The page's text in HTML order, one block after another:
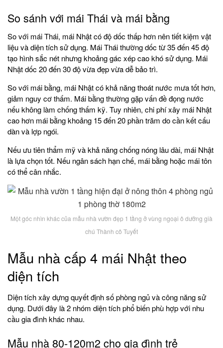
So sánh với mái Thái và mái bằng
So với mái Thái, mái Nhật có độ dốc thấp hơn nên tiết kiệm vật
liệu và diện tích sử dụng. Mái Thái thường dốc từ 35 đến 45 độ
tạo hình sắc nét nhưng khoảng gác xép cao khó sử dụng. Mái
Nhật dốc 20 đến 30 độ vừa đẹp vừa dễ bảo trì.
So với mái bằng, mái Nhật có khả năng thoát nước mưa tốt hơn,
giảm nguy cơ thấm. Mái bằng thường gặp vấn đề đọng nước
nếu không làm chống thấm kỹ. Tuy nhiên, chi phí xây mái Nhật
cao hơn mái bằng khoảng 15 đến 20 phần trăm do cần kết cấu
dàn và lợp ngói.
Nếu ưu tiên thẩm mỹ và khả năng chống nóng lâu dài, mái Nhật
là lựa chọn tốt. Nếu ngân sách hạn chế, mái bằng hoặc mái tôn
có thể cân nhắc.
Một góc nhìn khác của mẫu nhà vườn đẹp 1 tầng ở vùng ngoại ô dưỡng già
chú Thành cô Tuyết
Mẫu nhà cấp 4 mái Nhật theo
diện tích
Diện tích xây dựng quyết định số phòng ngủ và công năng sử
dụng. Dưới đây là 2 nhóm diện tích phổ biến phù hợp với nhu
cầu gia đình khác nhau.
Mẫu nhà 80-120m2 cho gia đình trẻ